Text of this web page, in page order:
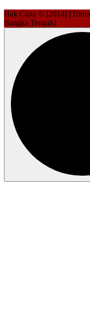
Hak Cipta © [2014]
Bangka Tengah]